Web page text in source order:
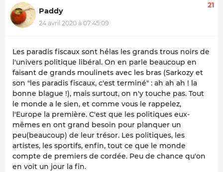
Paddy
24 avril 2020 à 07:45:09
21
Les paradis fiscaux sont hélas les grands trous noirs de
l'univers politique libéral. On en parle beaucoup en
faisant de grands moulinets avec les bras (Sarkozy et
son "les paradis fiscaux, c'est terminé" : ah ah ah ! la
bonne blague !), mais surtout, on n'y touche pas. Tout
le monde a le sien, et comme vous le rappelez,
l'Europe la première. C'est que les politiques eux-
mêmes en ont grand besoin pour planquer un
peu(beaucoup) de leur trésor. Les politiques, les
artistes, les sportifs, enfin, tout ce que le monde
compte de premiers de cordée. Peu de chance qu'on
en voit un jour la fin.